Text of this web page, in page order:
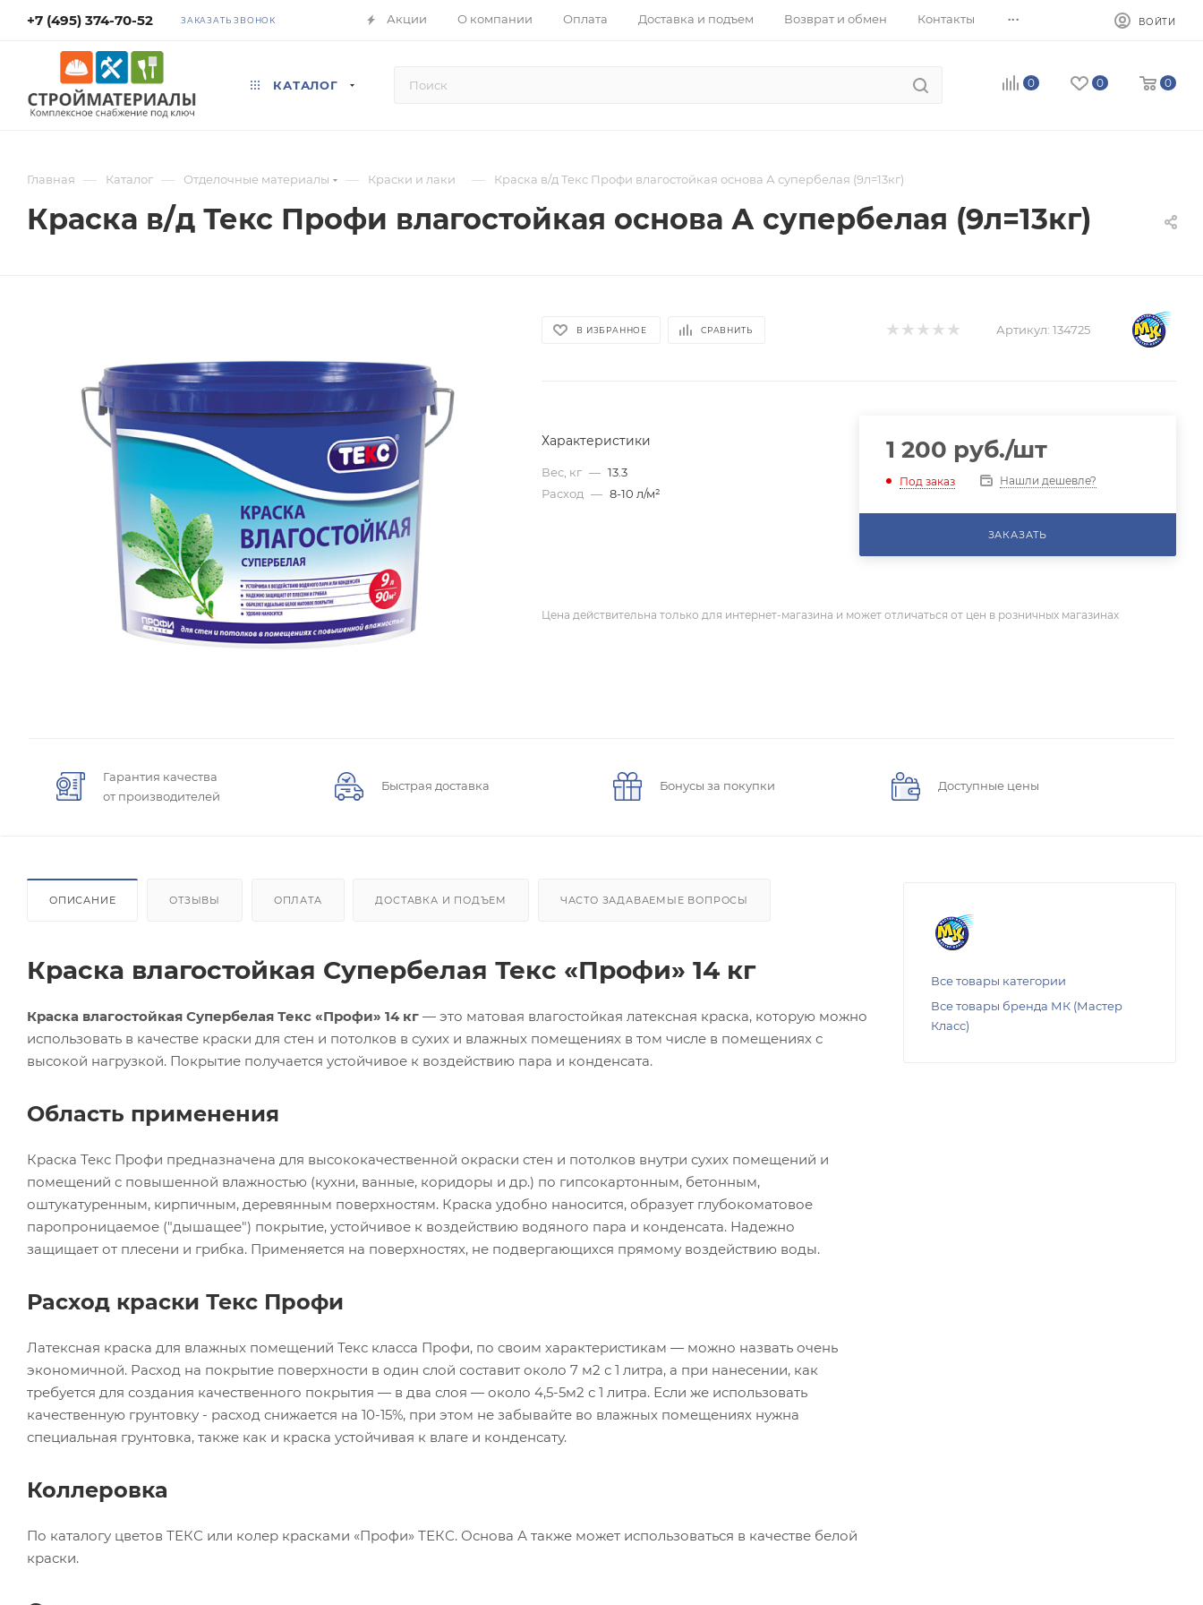
+7 (495) 374-70-52 ЗАКАЗАТЬ ЗВОНОК Акции О компании Оплата Доставка и подъем Возврат и обмен Контакты ... ВОЙТИ
КАТАЛОГ 0 0 0
Главная — Каталог — Отделочные материалы — Краски и лаки — Краска в/д Текс Профи влагостойкая основа А супербелая (9л=13кг)
Краска в/д Текс Профи влагостойкая основа А супербелая (9л=13кг)
В ИЗБРАННОЕ СРАВНИТЬ Артикул: 134725
Характеристики
Вес, кг — 13.3
Расход — 8-10 л/м²
1 200 руб./шт
Под заказ Нашли дешевле?
ЗАКАЗАТЬ
Цена действительна только для интернет-магазина и может отличаться от цен в розничных магазинах
Гарантия качества
от производителей
Быстрая доставка Бонусы за покупки Доступные цены
ОПИСАНИЕ ОТЗЫВЫ ОПЛАТА ДОСТАВКА И ПОДЪЕМ ЧАСТО ЗАДАВАЕМЫЕ ВОПРОСЫ
Краска влагостойкая Супербелая Текс «Профи» 14 кг
Краска влагостойкая Супербелая Текс «Профи» 14 кг — это матовая влагостойкая латексная краска, которую можно
использовать в качестве краски для стен и потолков в сухих и влажных помещениях в том числе в помещениях с
высокой нагрузкой. Покрытие получается устойчивое к воздействию пара и конденсата.
Область применения
Краска Текс Профи предназначена для высококачественной окраски стен и потолков внутри сухих помещений и
помещений с повышенной влажностью (кухни, ванные, коридоры и др.) по гипсокартонным, бетонным,
оштукатуренным, кирпичным, деревянным поверхностям. Краска удобно наносится, образует глубокоматовое
паропроницаемое ("дышащее") покрытие, устойчивое к воздействию водяного пара и конденсата. Надежно
защищает от плесени и грибка. Применяется на поверхностях, не подвергающихся прямому воздействию воды.
Расход краски Текс Профи
Латексная краска для влажных помещений Текс класса Профи, по своим характеристикам — можно назвать очень
экономичной. Расход на покрытие поверхности в один слой составит около 7 м2 с 1 литра, а при нанесении, как
требуется для создания качественного покрытия — в два слоя — около 4,5-5м2 с 1 литра. Если же использовать
качественную грунтовку - расход снижается на 10-15%, при этом не забывайте во влажных помещениях нужна
специальная грунтовка, также как и краска устойчивая к влаге и конденсату.
Коллеровка
По каталогу цветов ТЕКС или колер красками «Профи» ТЕКС. Основа А также может использоваться в качестве белой
краски.
Все товары категории
Все товары бренда МК (Мастер
Класс)